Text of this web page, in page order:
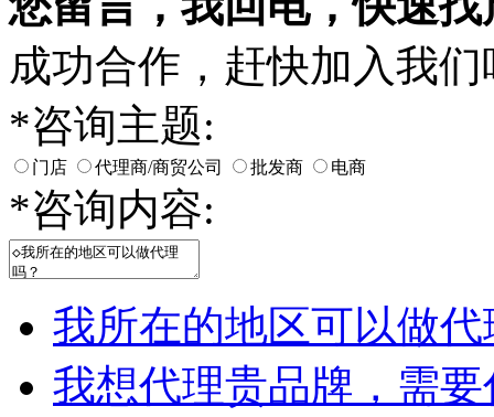
成功合作，赶快加入我们
*咨询主题:
门店 代理商/商贸公司 批发商 电商
*咨询内容:
我所在的地区可以做
我想代理贵品牌，需